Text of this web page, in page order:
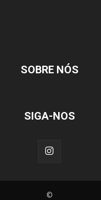
SOBRE NÓS
SIGA-NOS
©